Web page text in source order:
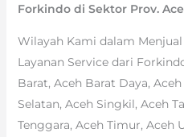
Forkindo di Sektor Prov.
Wilayah Kami dalam
Layanan Service dari
Barat, Aceh Barat Daya,
Selatan, Aceh Singkil, Aceh
Tenggara, Aceh Timur, Aceh